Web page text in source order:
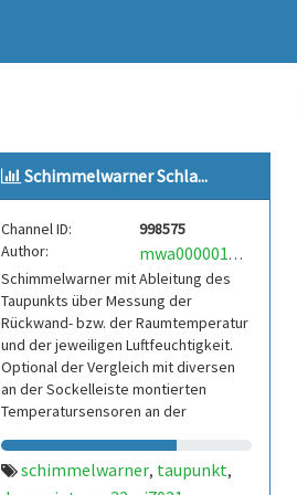
Schimmelwarner Schla...
Channel ID:
998575
Author:
mwa0000017608675
Schimmelwarner mit Ableitung des
Taupunkts über Messung der
Rückwand- bzw. der Raumtemperatur
und der jeweiligen Luftfeuchtigkeit.
Optional der Vergleich mit diversen
an der Sockelleiste montierten
Temperatursensoren an der
schimmelwarner, taupunkt,